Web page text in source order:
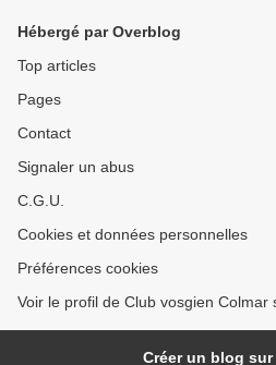
Hébergé par Overblog
Top articles
Pages
Contact
Signaler un abus
C.G.U.
Cookies et données personnelles
Préférences cookies
Voir le profil de Club vosgien Colmar
Créer un blog